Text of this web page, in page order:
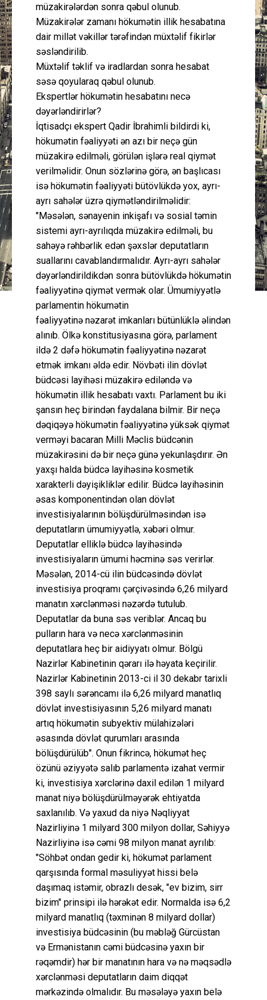
müzakirələrdən sonra qəbul olunub.
Müzakirələr zamanı hökumətin illik hesabatına
dair millət vəkillər tərəfindən müxtəlif fikirlər
səsləndirilib.
Müxtəlif təklif və iradlardan sonra hesabat
səsə qoyularaq qəbul olunub.
Ekspertlər hökumətin hesabatını necə
dəyərləndirirlər?
İqtisadçı ekspert Qadir İbrahimli bildirdi ki,
hökumətin fəaliyyəti ən azı bir neçə gün
müzakirə edilməli, görülən işlərə real qiymət
verilməlidir. Onun sözlərinə görə, ən başlıcası
isə hökumətin fəaliyyəti bütövlükdə yox, ayrı-
ayrı sahələr üzrə qiymətləndirilməlidir:
"Məsələn, sənayenin inkişafı və sosial təmin
sistemi ayrı-ayrılıqda müzakirə edilməli, bu
sahəyə rəhbərlik edən şəxslər deputatların
suallarını cavablandırmalıdır. Ayrı-ayrı sahələr
dəyərləndirildikdən sonra bütövlükdə hökumətin
fəaliyyətinə qiymət vermək olar. Ümumiyyətlə
parlamentin hökumətin
fəaliyyətinə nəzarət imkanları bütünlüklə əlindən
alınıb. Ölkə konstitusiyasına görə, parlament
ildə 2 dəfə hökumətin fəaliyyətinə nəzarət
etmək imkanı əldə edir. Növbəti ilin dövlət
büdcəsi layihəsi müzakirə ediləndə və
hökumətin illik hesabatı vaxtı. Parlament bu iki
şansın heç birindən faydalana bilmir. Bir neçə
dəqiqəyə hökumətin fəaliyyətinə yüksək qiymət
verməyi bacaran Milli Məclis büdcənin
müzakirəsini də bir neçə günə yekunlaşdırır. Ən
yaxşı halda büdcə layihəsinə kosmetik
xarakterli dəyişikliklər edilir. Büdcə layihəsinin
əsas komponentindən olan dövlət
investisiyalarının bölüşdürülməsindən isə
deputatların ümumiyyətlə, xəbəri olmur.
Deputatlar elliklə büdcə layihəsində
investisiyaların ümumi həcminə səs verirlər.
Məsələn, 2014-cü ilin büdcəsində dövlət
investisiya proqramı çərçivəsində 6,26 milyard
manatın xərclənməsi nəzərdə tutulub.
Deputatlar da buna səs veriblər. Ancaq bu
pulların hara və necə xərclənməsinin
deputatlara heç bir aidiyyatı olmur. Bölgü
Nazirlər Kabinetinin qərarı ilə həyata keçirilir.
Nazirlər Kabinetinin 2013-ci il 30 dekabr tarixli
398 saylı sərəncamı ilə 6,26 milyard manatlıq
dövlət investisiyasının 5,26 milyard manatı
artıq hökumətin subyektiv mülahizələri
əsasında dövlət qurumları arasında
bölüşdürülüb". Onun fikrincə, hökumət heç
özünü əziyyətə salıb parlamentə izahat vermir
ki, investisiya xərclərinə daxil edilən 1 milyard
manat niyə bölüşdürülməyərək ehtiyatda
saxlanılıb. Və yaxud da niyə Nəqliyyat
Nazirliyinə 1 milyard 300 milyon dollar, Səhiyyə
Nazirliyinə isə cəmi 98 milyon manat ayrılıb:
"Söhbət ondan gedir ki, hökumət parlament
qarşısında formal məsuliyyət hissi belə
daşımaq istəmir, obrazlı desək, "ev bizim, sirr
bizim" prinsipi ilə hərəkət edir. Normalda isə 6,2
milyard manatlıq (təxminən 8 milyard dollar)
investisiya büdcəsinin (bu məbləğ Gürcüstan
və Ermənistanın cəmi büdcəsinə yaxın bir
rəqəmdir) hər bir manatının hara və nə məqsədlə
xərclənməsi deputatların daim diqqət
mərkəzində olmalıdır. Bu məsələyə yaxın belə